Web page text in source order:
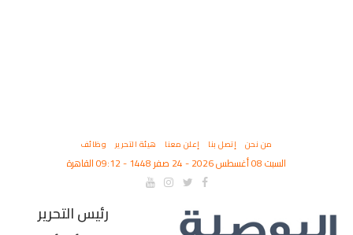
من نحن إتصل بنا إعلن معنا هيئة التحرير وظائف
السبت 08 أغسطس 2026 - 24 صفر 1448 - 09:12 القاهرة
رئيس التحرير